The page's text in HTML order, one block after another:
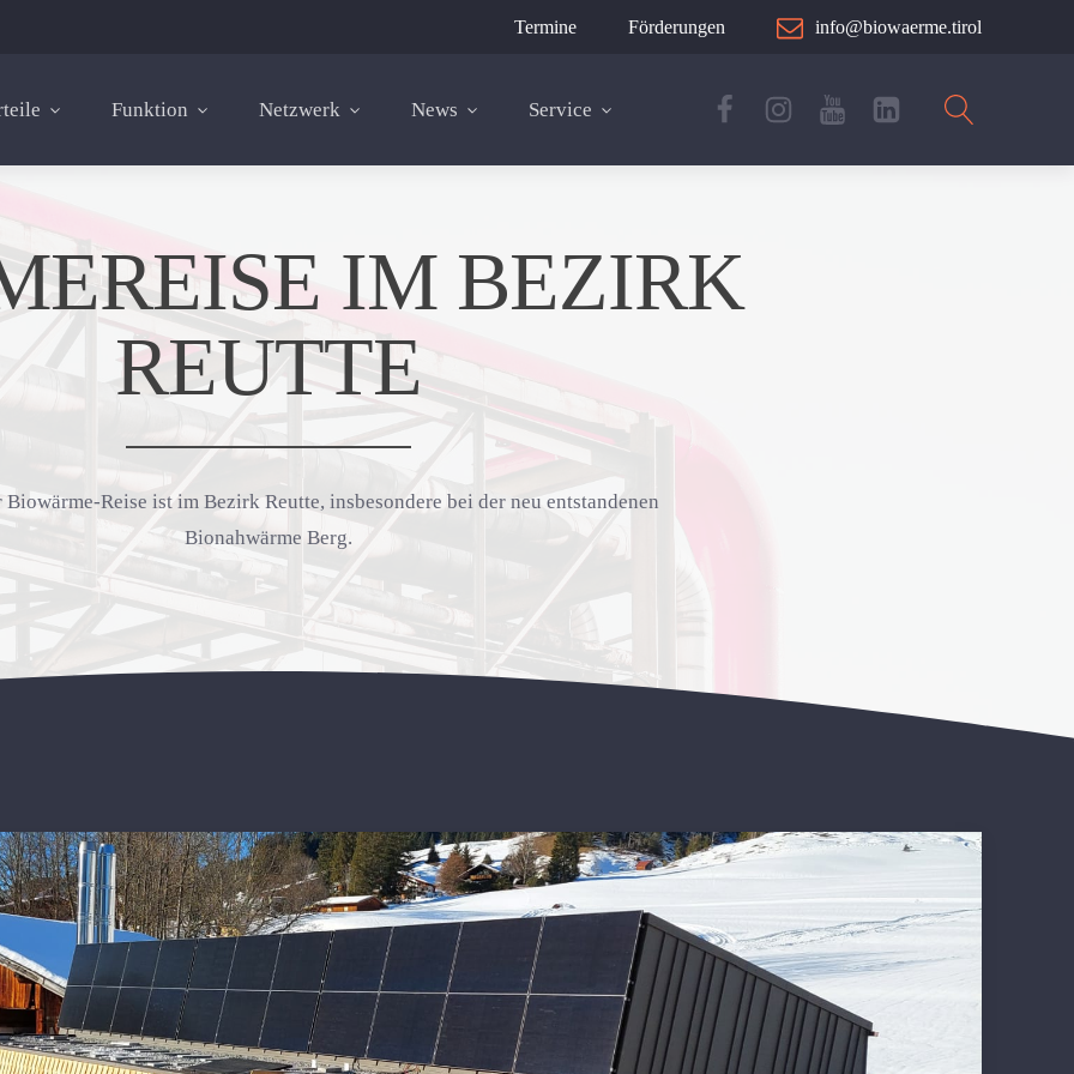
Termine Förderungen info@biowaerme.tirol
Funktion Netzwerk News Service
IM BEZIRK
REUTTE
Reise ist im Bezirk Reutte, insbesondere bei der neu entstandenen
Bionahwärme Berg.